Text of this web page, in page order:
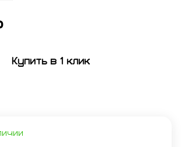
Купить в 1 клик